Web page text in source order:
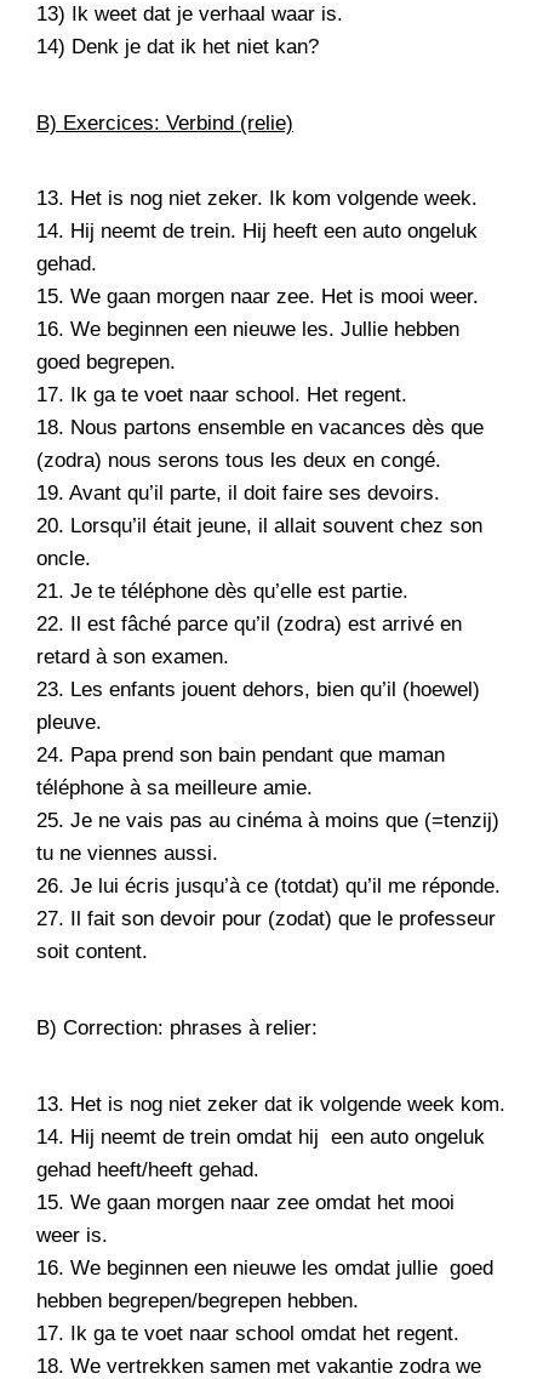
13) Ik weet dat je verhaal waar is.
14) Denk je dat ik het niet kan?
B) Exercices: Verbind (relie)
13. Het is nog niet zeker. Ik kom volgende week.
14. Hij neemt de trein. Hij heeft een auto ongeluk
gehad.
15. We gaan morgen naar zee. Het is mooi weer.
16. We beginnen een nieuwe les. Jullie hebben
goed begrepen.
17. Ik ga te voet naar school. Het regent.
18. Nous partons ensemble en vacances dès que
(zodra) nous serons tous les deux en congé.
19. Avant qu’il parte, il doit faire ses devoirs.
20. Lorsqu’il était jeune, il allait souvent chez son
oncle.
21. Je te téléphone dès qu’elle est partie.
22. Il est fâché parce qu’il (zodra) est arrivé en
retard à son examen.
23. Les enfants jouent dehors, bien qu’il (hoewel)
pleuve.
24. Papa prend son bain pendant que maman
téléphone à sa meilleure amie.
25. Je ne vais pas au cinéma à moins que (=tenzij)
tu ne viennes aussi.
26. Je lui écris jusqu’à ce (totdat) qu’il me réponde.
27. Il fait son devoir pour (zodat) que le professeur
soit content.
B) Correction: phrases à relier:
13. Het is nog niet zeker dat ik volgende week kom.
14. Hij neemt de trein omdat hij een auto ongeluk
gehad heeft/heeft gehad.
15. We gaan morgen naar zee omdat het mooi
weer is.
16. We beginnen een nieuwe les omdat jullie goed
hebben begrepen/begrepen hebben.
17. Ik ga te voet naar school omdat het regent.
18. We vertrekken samen met vakantie zodra we